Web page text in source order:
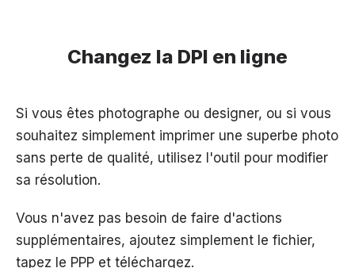
Changez la DPI en ligne
Si vous êtes photographe ou designer, ou si vous
souhaitez simplement imprimer une superbe photo
sans perte de qualité, utilisez l'outil pour modifier
sa résolution.
Vous n'avez pas besoin de faire d'actions
supplémentaires, ajoutez simplement le fichier,
tapez le PPP et téléchargez.